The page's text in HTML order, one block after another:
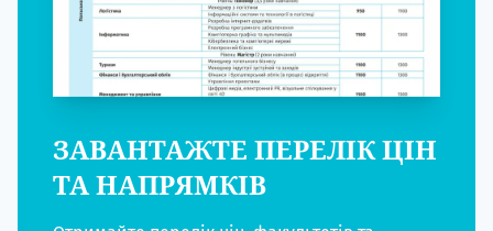
ЗАВАНТАЖТЕ ПЕРЕЛІК ЦІН
ТА НАПРЯМКІВ